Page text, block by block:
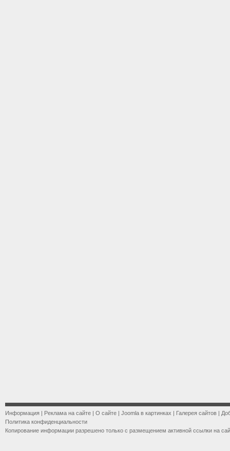
Информация | Реклама на сайте | О сайте | Joomla в картинках | Галерея сайтов |
Политика конфиденциальности
Копирование информации разрешено только с размещением активной ссылки на